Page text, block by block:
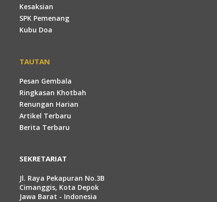
Kesaksian
SPK Pemenang
Kubu Doa
TAUTAN
Pesan Gembala
Ringkasan Khotbah
Renungan Harian
Artikel Terbaru
Berita Terbaru
SEKRETARIAT
Jl. Raya Pekapuran No.3B
Cimanggis, Kota Depok
Jawa Barat - Indonesia